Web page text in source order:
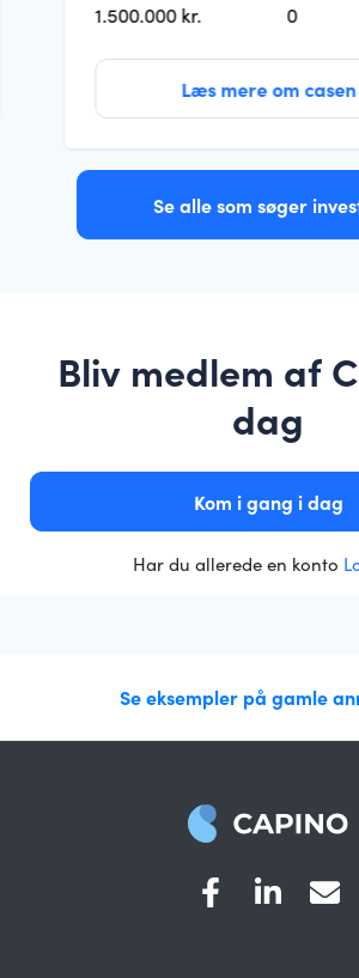
1.500.000 kr. 0
Læs mere om casen
Se alle som søger
Bliv medlem af
dag
Kom i gang i dag
Har du allerede en konto
Se eksempler på gamle